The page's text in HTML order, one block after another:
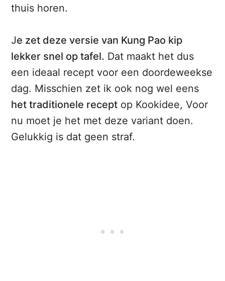
thuis horen.
Je zet deze versie van Kung Pao kip
lekker snel op tafel. Dat maakt het dus
een ideaal recept voor een doordeweekse
dag. Misschien zet ik ook nog wel eens
het traditionele recept op Kookidee, Voor
nu moet je het met deze variant doen.
Gelukkig is dat geen straf.